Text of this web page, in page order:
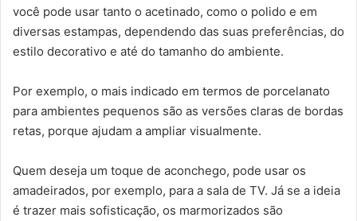
você pode usar tanto o acetinado, como o polido e em
diversas estampas, dependendo das suas preferências, do
estilo decorativo e até do tamanho do ambiente.
Por exemplo, o mais indicado em termos de porcelanato
para ambientes pequenos são as versões claras de bordas
retas, porque ajudam a ampliar visualmente.
Quem deseja um toque de aconchego, pode usar os
amadeirados, por exemplo, para a sala de TV. Já se a ideia
é trazer mais sofisticação, os marmorizados são